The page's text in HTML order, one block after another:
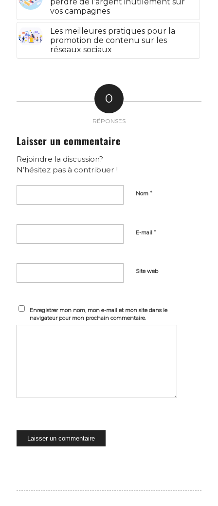
vos campagnes
Les meilleures pratiques pour la
promotion de contenu sur les
réseaux sociaux
0
RÉPONSES
Laisser un commentaire
Rejoindre la discussion?
N’hésitez pas à contribuer !
Nom *
E-mail *
Site web
Enregistrer mon nom, mon e-mail et mon site dans le
navigateur pour mon prochain commentaire.